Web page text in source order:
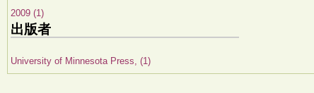
2009 (1)
出版者
University of Minnesota Press, (1)